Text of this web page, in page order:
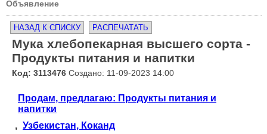
Объявление
НАЗАД К СПИСКУ РАСПЕЧАТАТЬ
Мука хлебопекарная высшего сорта -
Продукты питания и напитки
Код: 3113476 Создано: 11-09-2023 14:00
Продам, предлагаю: Продукты питания и
напитки
, Узбекистан, Коканд